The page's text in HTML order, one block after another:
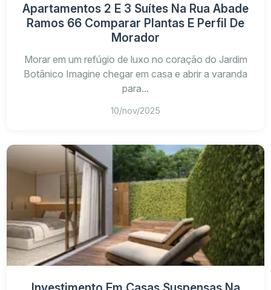
Apartamentos 2 E 3 Suítes Na Rua Abade
Ramos 66 Comparar Plantas E Perfil De
Morador
Morar em um refúgio de luxo no coração do Jardim
Botânico Imagine chegar em casa e abrir a varanda
para...
10/nov/2025